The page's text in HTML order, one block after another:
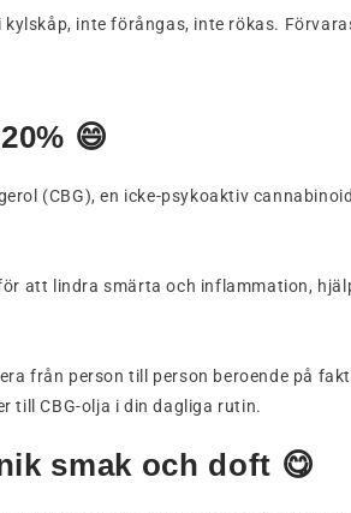
inte förångas, inte rökas.
😄
(CBG), en icke-psykoaktiv
att lindra smärta och inflammation,
från person till person beroende på
till CBG-olja i din dagliga rutin.
smak och doft 😋